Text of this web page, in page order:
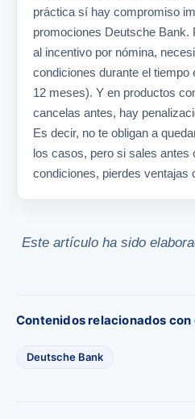
práctica sí hay compromiso
promociones Deutsche Bank.
al incentivo por nómina,
condiciones durante el tiempo
12 meses). Y en productos
cancelas antes, hay
Es decir, no te obligan a
los casos, pero si sales antes
condiciones, pierdes ventajas
Este artículo ha sido
Contenidos relacionados
Deutsche Bank